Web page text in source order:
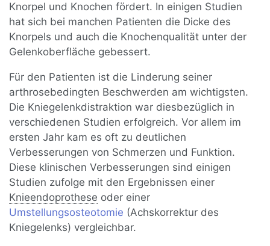
Knorpel und Knochen fördert. In einigen Studien
hat sich bei manchen Patienten die Dicke des
Knorpels und auch die Knochenqualität unter der
Gelenkoberfläche gebessert.
Für den Patienten ist die Linderung seiner
arthrosebedingten Beschwerden am wichtigsten.
Die Kniegelenkdistraktion war diesbezüglich in
verschiedenen Studien erfolgreich. Vor allem im
ersten Jahr kam es oft zu deutlichen
Verbesserungen von Schmerzen und Funktion.
Diese klinischen Verbesserungen sind einigen
Studien zufolge mit den Ergebnissen einer
Knieendoprothese oder einer
Umstellungsosteotomie (Achskorrektur des
Kniegelenks) vergleichbar.